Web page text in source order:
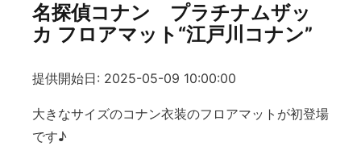
名探偵コナン プラチナムザッ
カ フロアマット“江戸川コナン”
提供開始日: 2025-05-09 10:00:00
大きなサイズのコナン衣装のフロアマットが初登場
です♪